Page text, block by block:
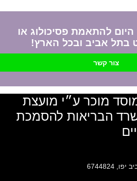
היום להתאמת פסיכולוג או
בתל אביב ובכל הארץ!
צור קשר
מוכר ע״י מועצת
הבריאות להסמכת